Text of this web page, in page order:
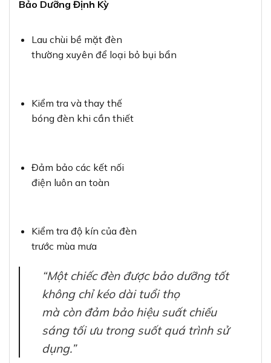
Bảo Dưỡng Định Kỳ
Lau chùi bề mặt đèn
thường xuyên để loại bỏ bụi bẩn
Kiểm tra và thay thế
bóng đèn khi cần thiết
Đảm bảo các kết nối
điện luôn an toàn
Kiểm tra độ kín của đèn
trước mùa mưa
“Một chiếc đèn được bảo dưỡng tốt
không chỉ kéo dài tuổi thọ
mà còn đảm bảo hiệu suất chiếu
sáng tối ưu trong suốt quá trình sử
dụng.”